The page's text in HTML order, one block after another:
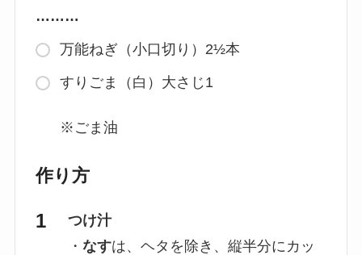
………
万能ねぎ（小口切り）2½本
すりごま（白）大さじ1
※ごま油
作り方
つけ汁
・ なすは、ヘタを除き、縦半分にカッ